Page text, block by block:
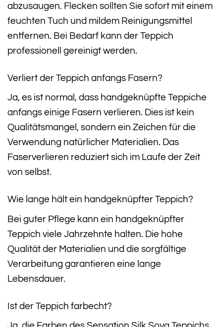
abzusaugen. Flecken sollten Sie sofort mit einem
feuchten Tuch und mildem Reinigungsmittel
entfernen. Bei Bedarf kann der Teppich
professionell gereinigt werden.
Verliert der Teppich anfangs Fasern?
Ja, es ist normal, dass handgeknüpfte Teppiche
anfangs einige Fasern verlieren. Dies ist kein
Qualitätsmangel, sondern ein Zeichen für die
Verwendung natürlicher Materialien. Das
Faserverlieren reduziert sich im Laufe der Zeit
von selbst.
Wie lange hält ein handgeknüpfter Teppich?
Bei guter Pflege kann ein handgeknüpfter
Teppich viele Jahrzehnte halten. Die hohe
Qualität der Materialien und die sorgfältige
Verarbeitung garantieren eine lange
Lebensdauer.
Ist der Teppich farbecht?